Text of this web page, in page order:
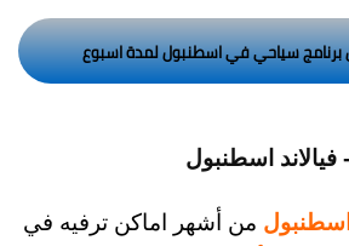
في اسطنبول لمدة اسبوع
من أشهر اماكن ترفيه في